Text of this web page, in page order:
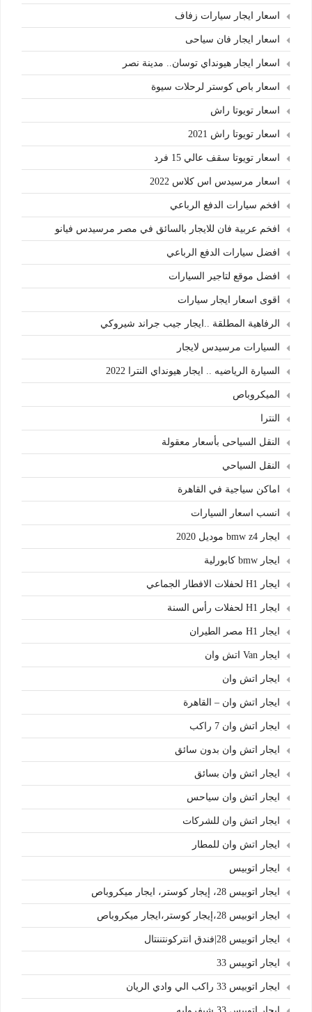
اسعار ايجار سيارات زفاف
اسعار ايجار فان سياحى
اسعار ايجار هيونداي توسان.. مدينة نصر
اسعار باص كوستر لرحلات سيوة
اسعار تويوتا راش
اسعار تويوتا راش 2021
اسعار تويوتا سقف عالي 15 فرد
اسعار مرسيدس اس كلاس 2022
افخم سيارات الدفع الرباعي
افخم عربية فان للايجار بالسائق في مصر مرسيدس فيانو
افضل سيارات الدفع الرباعي
افضل موقع لتاجير السيارات
اقوى اسعار ايجار سيارات
الرفاهية المطلقة ..ايجار جيب جراند شيروكي
السيارات مرسيدس لايجار
السيارة الرياضيه .. ايجار هيونداي النترا 2022
الميكروباص
النترا
النقل السياحى بأسعار معقولة
النقل السياحي
اماكن سياجية في القاهرة
انسب اسعار السيارات
ايجار bmw z4 موديل 2020
ايجار bmw كابورلية
ايجار H1 لحفلات الافطار الجماعي
ايجار H1 لحفلات رأس السنة
ايجار H1 مصر الطيران
ايجار Van اتش وان
ايجار اتش وان
ايجار اتش وان – القاهرة
ايجار اتش وان 7 راكب
ايجار اتش وان بدون سائق
ايجار اتش وان بسائق
ايجار اتش وان سياحس
ايجار اتش وان للشركات
ايجار اتش وان للمطار
ايجار اتوبيس
ايجار اتوبيس 28، إيجار كوستر، ايجار ميكروباص
ايجار اتوبيس 28،إيجار كوستر،ايجار ميكروباص
ايجار اتوبيس 28|فندق انتركونتننتال
ايجار اتوبيس 33
ايجار اتوبيس 33 راكب الي وادي الريان